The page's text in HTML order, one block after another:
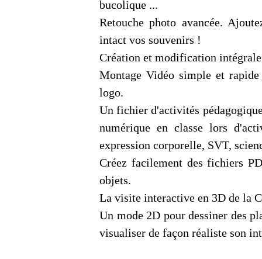
bucolique ...
Retouche photo avancée.
intact vos souvenirs !
Création et modification
Montage Vidéo simple et
logo.
Un fichier d'activités
numérique en classe lors
expression corporelle, SVT,
Créez facilement des fichiers
objets.
La visite interactive en 3D de la
Un mode 2D pour dessiner des
visualiser de façon réaliste son